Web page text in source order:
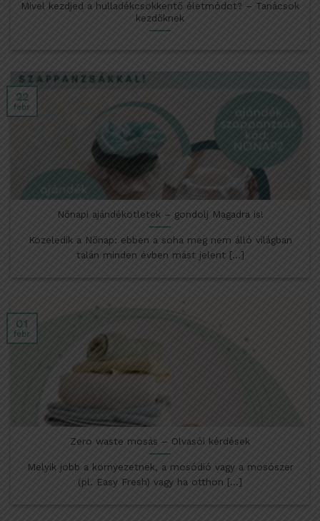
Mivel kezdjed a hulladékcsökkentő életmódot? – Tanácsok
kezdőknek
Nőnapi ajándékötletek – gondolj Magadra is!
Közeledik a Nőnap: ebben a soha meg nem álló világban
talán minden évben mást jelent [...]
22
febr
Zero waste mosás – Olvasói kérdések
Melyik jobb a környezetnek, a mosódió vagy a mosószer
(pl. Easy Fresh) vagy ha otthon [...]
01
febr